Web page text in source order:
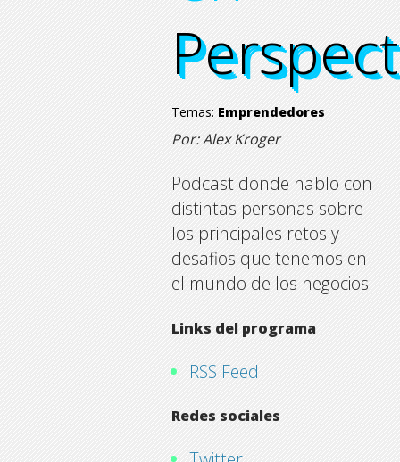
Temas: Emprendedores
Por: Alex Kroger
Podcast donde hablo con
distintas personas sobre
los principales retos y
desafios que tenemos en
el mundo de los negocios
Links del programa
RSS Feed
Redes sociales